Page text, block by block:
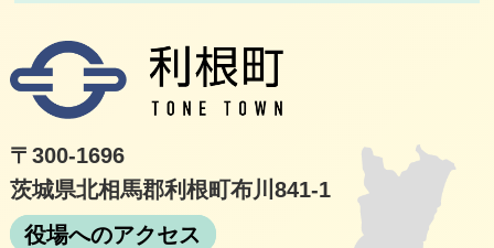
〒300-1696
茨城県北相馬郡利根町布川841-1
役場へのアクセス